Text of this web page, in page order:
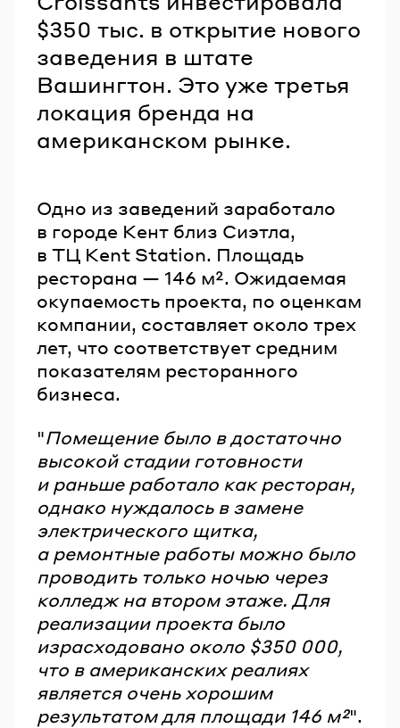
$350 тыс. в открытие нового
заведения в штате
Вашингтон. Это уже третья
локация бренда на
американском рынке.
Одно из заведений заработало
в городе Кент близ Сиэтла,
в ТЦ Kent Station. Площадь
ресторана — 146 м². Ожидаемая
окупаемость проекта, по оценкам
компании, составляет около трех
лет, что соответствует средним
показателям ресторанного
бизнеса.
"Помещение было в достаточно
высокой стадии готовности
и раньше работало как ресторан,
однако нуждалось в замене
электрического щитка,
а ремонтные работы можно было
проводить только ночью через
колледж на втором этаже. Для
реализации проекта было
израсходовано около $350 000,
что в американских реалиях
является очень хорошим
результатом для площади 146 м²".